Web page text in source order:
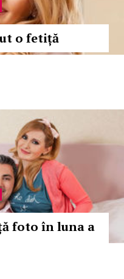
o fetiță
foto în luna a